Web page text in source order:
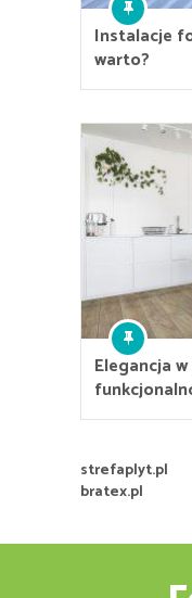
Instalacje
warto?
Elegancja
strefaplyt.pl
bratex.pl